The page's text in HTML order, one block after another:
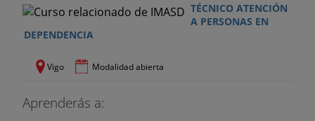
TÉCNICO ATENCIÓN
A PERSONAS EN
DEPENDENCIA
Vigo Modalidad abierta
Aprenderás a: